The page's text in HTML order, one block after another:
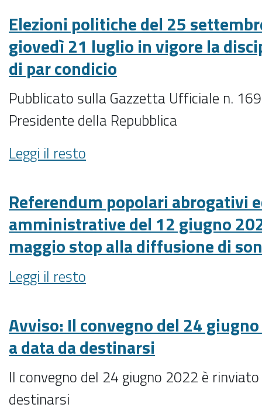
par
condicio.
Mancata
autorizzazione
alla
messa
in
di
regole
per
le
segnalazioni
di
par
condicio
-
Elezioni politiche del 25
giovedì 21 luglio in vigore la
di par condicio
Pubblicato sulla Gazzetta Ufficiale n.
Presidente della Repubblica
Elezioni
politiche
25
settembre
2022:
da
giovedì
21
vigore
la
disciplina
in
materia
di
Leggi il resto
Referendum popolari abrogativi
amministrative del 12 giugno
maggio stop alla diffusione di
Referendum
popolari
ed
elezioni
amministrative
12
giugno
Leggi il resto
Avviso: Il convegno del 24
a data da destinarsi
Il convegno del 24 giugno 2022 è
destinarsi